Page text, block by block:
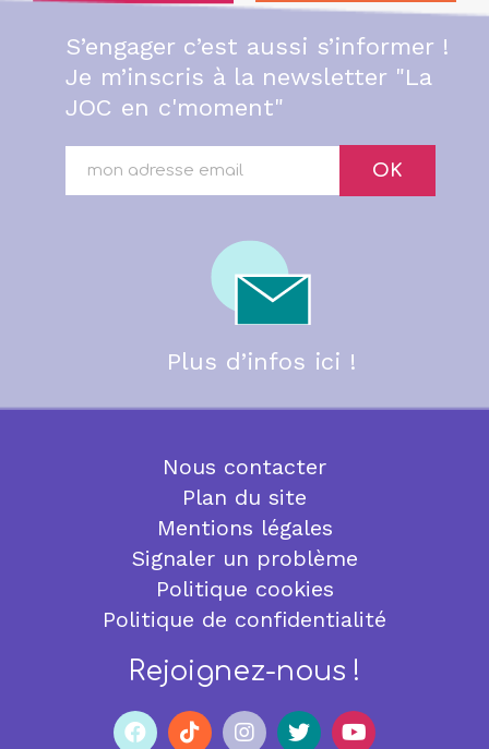
S’engager c’est aussi s’informer !
Je m’inscris à la newsletter "La
JOC en c'moment"
OK
Plus d’infos ici !
Nous contacter
Plan du site
Mentions légales
Signaler un problème
Politique cookies
Politique de confidentialité
Rejoignez-nous !